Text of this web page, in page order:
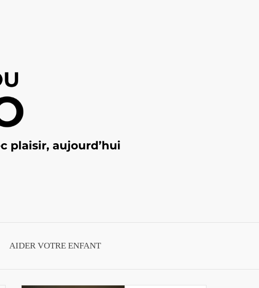
AIDER VOTRE ENFANT